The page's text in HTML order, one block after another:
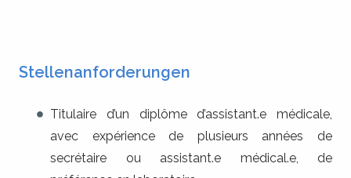
Stellenanforderungen
Titulaire d’un diplôme d’assistant.e médicale,
avec expérience de plusieurs années de
secrétaire ou assistant.e médical.e, de